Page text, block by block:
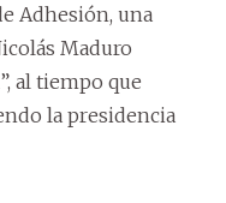
Adhesión, una
Maduro
al tiempo que
la presidencia